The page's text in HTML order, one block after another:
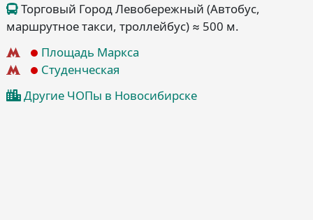
Торговый Город Левобережный (Автобус,
маршрутное такси, троллейбус) ≈ 500 м.
Площадь Маркса
Студенческая
Другие ЧОПы в Новосибирске